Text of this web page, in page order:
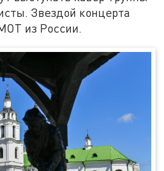
Звездой концерта
из России.